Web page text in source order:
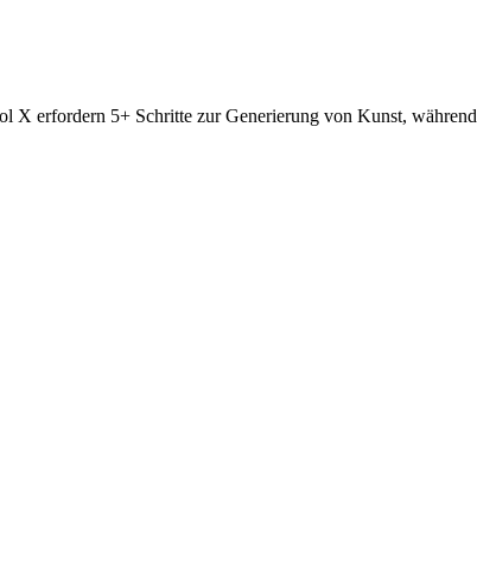
X erfordern 5+ Schritte zur Generierung von Kunst, während